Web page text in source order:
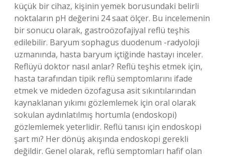
küçük bir cihaz, kişinin yemek borusundaki belirli
noktaların pH değerini 24 saat ölçer. Bu incelemenin
bir sonucu olarak, gastroözofajiyal reflü teşhis
edilebilir. Baryum sophagus duodenum -radyoloji
uzmanında, hasta baryum içtiğinde hastayı inceler.
Reflüyü doktor nasıl anlar? Reflü teşhis etmek için,
hasta tarafından tipik reflü semptomlarını ifade
etmek ve mideden özofagusa asit sıkıntılarından
kaynaklanan yıkımı gözlemlemek için oral olarak
sokulan aydınlatılmış hortumla (endoskopi)
gözlemlemek yeterlidir. Reflü tanısı için endoskopi
şart mı? Her dönüş akışında endoskopi gerekli
değildir. Genel olarak, reflü semptomları hafif olan